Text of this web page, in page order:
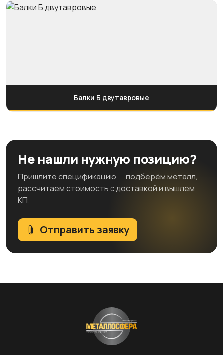
Балки Б двутавровые
Не нашли нужную позицию?
Пришлите спецификацию — подберём металл,
рассчитаем стоимость с доставкой и вышлем
КП.
Отправить заявку